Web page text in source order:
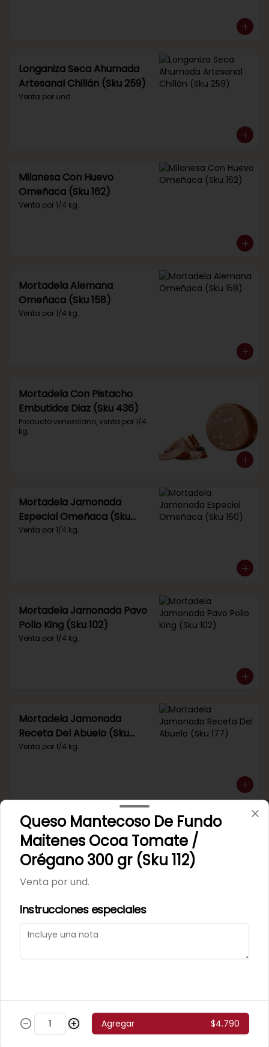
Longaniza Seca Ahumada
Artesanal Chillán (Sku 259)
Venta por und.
Milanesa Con Huevo
Omeñaca (Sku 162)
Venta por 1/4 kg.
Mortadela Alemana
Omeñaca (Sku 158)
Venta por 1/4 kg.
Mortadela Con Pistacho
Embutidos Diaz (Sku 436)
Producto venezolano, venta por 1/4
kg.
Mortadela Jamonada
Especial Omeñaca (Sku
160)
Venta por 1/4 kg.
Mortadela Jamonada Pavo
Pollo King (Sku 102)
Venta por 1/4 kg.
Mortadela Jamonada
Receta Del Abuelo (Sku
177)
Venta por 1/4 kg.
Mortadela Jamonada
Supercerdo (Sku 101)
Venta por 1/4 kg.
Mortadela Jamonada
Queso Mantecoso De Fundo
Maitenes Ocoa Tomate /
Orégano 300 gr (Sku 112)
Venta por und.
Instrucciones especiales
Agregar $4.790